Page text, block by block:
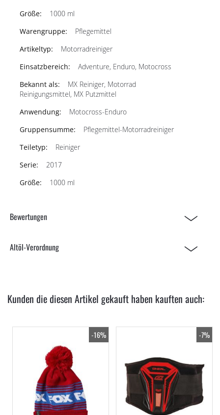
1000 ml
Pflegemittel
Motorradreiniger
Adventure, Enduro, Motocross
MX Reiniger, Motorrad
Reinigungsmittel, MX Putzmittel
Motocross-Enduro
Pflegemittel-Motorradreiniger
Reiniger
2017
1000 ml
Bewertungen
Altöl-Verordnung
Kunden die diesen Artikel gekauft haben kauften auch:
-16% -7%